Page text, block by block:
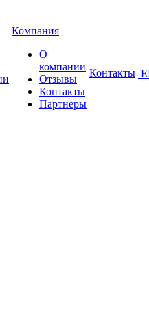
Компания
О
компании
Отзывы
Контакты
Партнеры
Контакты
+